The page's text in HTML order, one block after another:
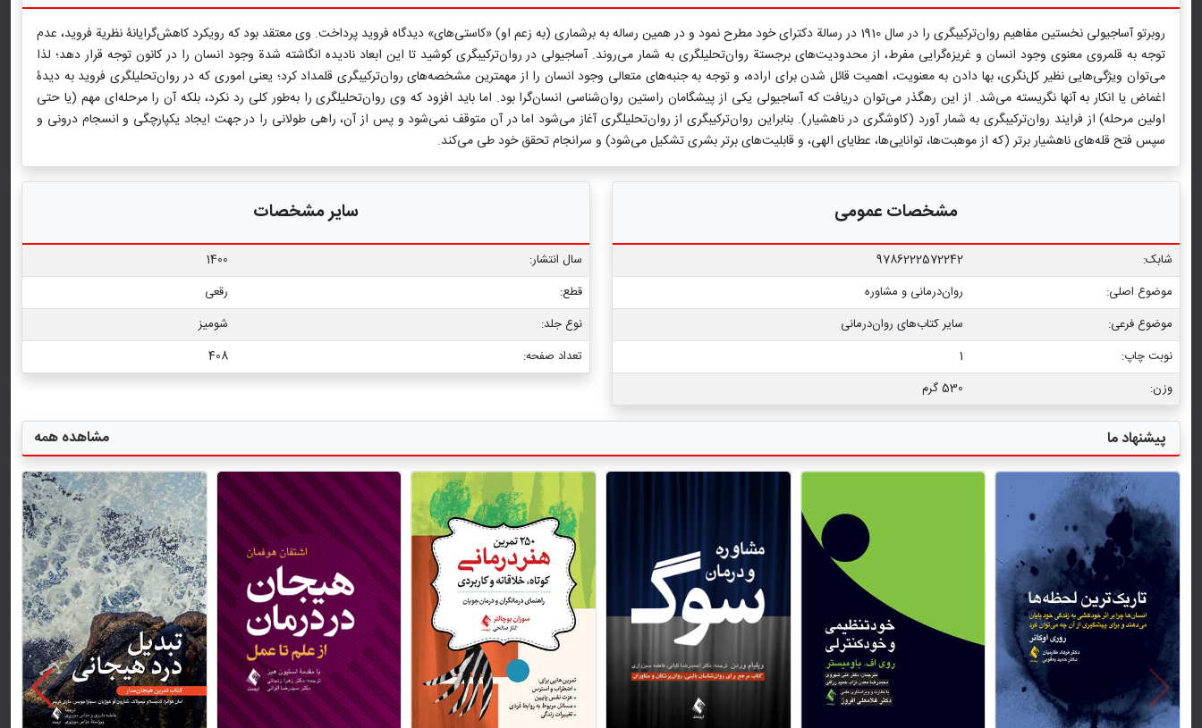
روبرتو آساجیولی نخستین مفاهیم روان‌ترکیبگری را در سال 1910 در رسالة دکترای خود مطرح نمود و در همین رساله به برشماری (به زعم او) «کاستی‌های» دیدگاه فروید پرداخت. وی معتقد بود که رویکرد کاهش‌گرایانۀ نظریة فروید، عدم
توجه به قلمروی معنوی وجود انسان و غریزه‌گرایی مفرط، از محدودیت‌های برجستة روان‌تحلیلگری به شمار می‌روند. آساجیولی در روان‌ترکیبگری کوشید تا این ابعاد نادیده انگاشته شدة وجود انسان را در کانون توجه قرار دهد؛ لذا
می‌توان ویژگی‌هایی نظیر کل‌نگری، بها دادن به معنویت، اهمیت قائل شدن برای اراده، و توجه به جنبه‌های متعالی وجود انسان را از مهمترین مشخصه‌های روان‌ترکیبگری قلمداد کرد؛ یعنی اموری که در روان‌تحلیلگری فروید به دیدۀ
اغماض یا انکار به آنها نگریسته می‌شد. از این رهگذر می‌توان دریافت که آساجیولی یکی از پیشگامان راستین روان‌شناسی انسان‌گرا بود. اما باید افزود که وی روان‌تحلیلگری را به‌طور کلی رد نکرد، بلکه آن را مرحله‌ای مهم (یا حتی
اولین مرحله) از فرایند روان‌ترکیبگری به شمار آورد (کاوشگری در ناهشیار). بنابراین روان‌ترکیبگری از روان‌تحلیلگری آغاز می‌شود اما در آن متوقف نمی‌شود و پس از آن، راهی طولانی را در جهت ایجاد یکپارچگی و انسجام درونی و
سپس فتح قله‌های ناهشیار برتر (که از موهبت‌ها، توانایی‌ها، عطایای الهی، و قابلیت‌های برتر بشری تشکیل می‌شود) و سرانجام تحقق خود طی می‌کند.
مشخصات عمومی
شابک:
9786222572242
موضوع اصلی:
روان‌درمانی و مشاوره
موضوع فرعی:
سایر کتاب‏‌های روان‌درمانی
نوبت چاپ:
1
وزن:
530 گرم
سایر مشخصات
سال انتشار:
1400
قطع:
رقعی
نوع جلد:
شومیز
تعداد صفحه:
408
پیشنهاد ما مشاهده همه